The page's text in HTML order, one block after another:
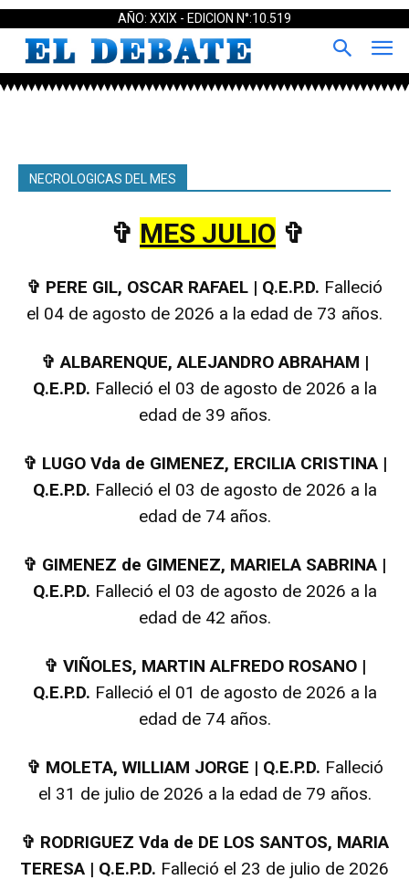
AÑO: XXIX - EDICION N°:10.519
NECROLOGICAS DEL MES
✞ MES JULIO ✞
✞ PERE GIL, OSCAR RAFAEL | Q.E.P.D. Falleció
el 04 de agosto de 2026 a la edad de 73 años.
✞ ALBARENQUE, ALEJANDRO ABRAHAM |
Q.E.P.D. Falleció el 03 de agosto de 2026 a la
edad de 39 años.
✞ LUGO Vda de GIMENEZ, ERCILIA CRISTINA |
Q.E.P.D. Falleció el 03 de agosto de 2026 a la
edad de 74 años.
✞ GIMENEZ de GIMENEZ, MARIELA SABRINA |
Q.E.P.D. Falleció el 03 de agosto de 2026 a la
edad de 42 años.
✞ VIÑOLES, MARTIN ALFREDO ROSANO |
Q.E.P.D. Falleció el 01 de agosto de 2026 a la
edad de 74 años.
✞ MOLETA, WILLIAM JORGE | Q.E.P.D. Falleció
el 31 de julio de 2026 a la edad de 79 años.
✞ RODRIGUEZ Vda de DE LOS SANTOS, MARIA
TERESA | Q.E.P.D. Falleció el 23 de julio de 2026